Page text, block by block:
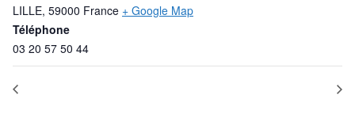
LILLE, 59000 France + Google Map
Téléphone
03 20 57 50 44